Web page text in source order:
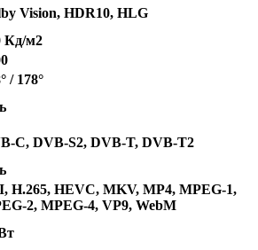
Vision, HDR10, HLG
Кд/м2
/ 178°
C, DVB-S2, DVB-T, DVB-T2
H.265, HEVC, MKV, MP4, MPEG-1,
2, MPEG-4, VP9, WebM